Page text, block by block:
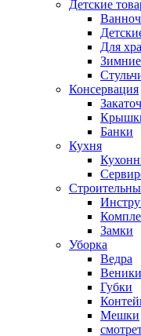
Детские
Для
Консервация
Банки
Кухня
Замки
Уборка
Ведра
Веники
Губки
Мешки